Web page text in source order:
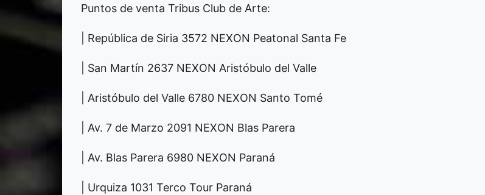
Puntos de venta Tribus Club de Arte:
| República de Siria 3572 NEXON Peatonal Santa Fe
| San Martín 2637 NEXON Aristóbulo del Valle
| Aristóbulo del Valle 6780 NEXON Santo Tomé
| Av. 7 de Marzo 2091 NEXON Blas Parera
| Av. Blas Parera 6980 NEXON Paraná
| Urquiza 1031 Terco Tour Paraná